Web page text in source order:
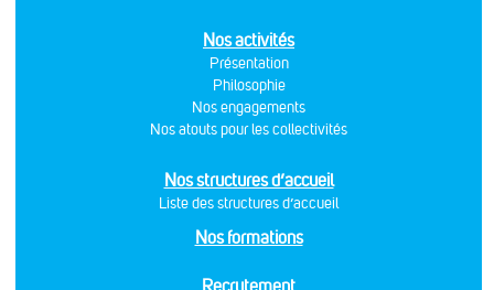
Nos activités
Présentation
Philosophie
Nos engagements
Nos atouts pour les collectivités
Nos structures d’accueil
Liste des structures d’accueil
Nos formations